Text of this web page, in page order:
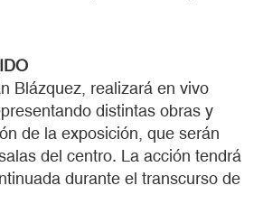
Blázquez, realizará en vivo
distintas obras y
de la exposición, que serán
del centro. La acción tendrá
durante el transcurso de